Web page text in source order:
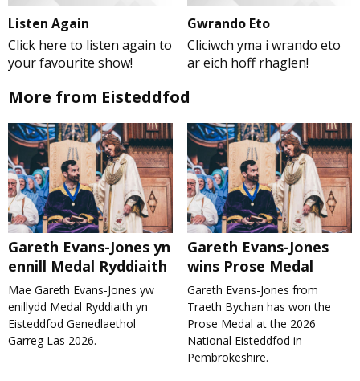
Listen Again
Click here to listen again to
your favourite show!
Gwrando Eto
Cliciwch yma i wrando eto
ar eich hoff rhaglen!
More from Eisteddfod
Gareth Evans-Jones yn
ennill Medal Ryddiaith
Mae Gareth Evans-Jones yw
enillydd Medal Ryddiaith yn
Eisteddfod Genedlaethol
Garreg Las 2026.
Gareth Evans-Jones
wins Prose Medal
Gareth Evans-Jones from
Traeth Bychan has won the
Prose Medal at the 2026
National Eisteddfod in
Pembrokeshire.